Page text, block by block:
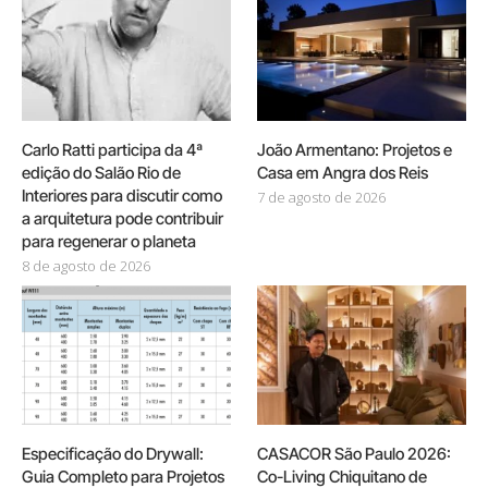
Carlo Ratti participa da 4ª
edição do Salão Rio de
Interiores para discutir como
a arquitetura pode contribuir
para regenerar o planeta
8 de agosto de 2026
João Armentano: Projetos e
Casa em Angra dos Reis
7 de agosto de 2026
Especificação do Drywall:
Guia Completo para Projetos
CASACOR São Paulo 2026:
Co-Living Chiquitano de